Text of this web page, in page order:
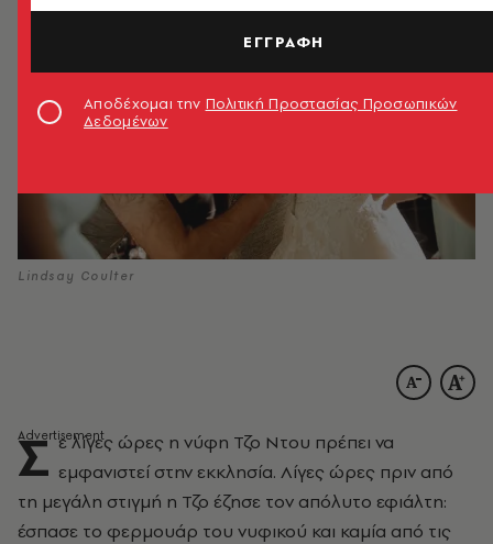
Lindsay Coulter
Σ ε λίγες ώρες η νύφη Τζο Ντου πρέπει να
εμφανιστεί στην εκκλησία. Λίγες ώρες πριν από
τη μεγάλη στιγμή η Τζο έζησε τον απόλυτο εφιάλτη:
έσπασε το φερμουάρ του νυφικού και καμία από τις
ΕΓΓΡΑΦΗ
Αποδέχομαι την Πολιτική Προστασίας Προσωπικών
Δεδομένων